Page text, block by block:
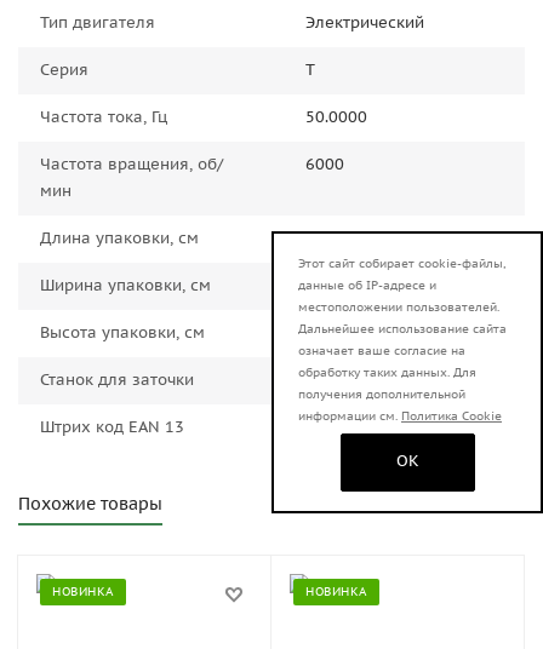
Тип двигателя Электрический
Серия Т
Частота тока, Гц 50.0000
Частота вращения, об/
мин
6000
Длина упаковки, см 31.0000
Ширина упаковки, см 21.0000
Высота упаковки, см 17.0000
Станок для заточки цепей
Штрих код EAN 13 4606059032847
Похожие товары
НОВИНКА НОВИНКА
Этот сайт собирает cookie-файлы,
данные об IP-адресе и
местоположении пользователей.
Дальнейшее использование сайта
означает ваше согласие на
обработку таких данных. Для
получения дополнительной
информации см. Политика Cookie
OK